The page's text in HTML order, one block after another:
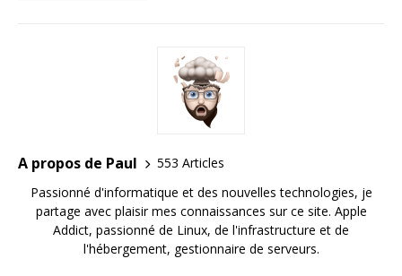
A propos de Paul
553 Articles
Passionné d'informatique et des nouvelles technologies, je
partage avec plaisir mes connaissances sur ce site. Apple
Addict, passionné de Linux, de l'infrastructure et de
l'hébergement, gestionnaire de serveurs.